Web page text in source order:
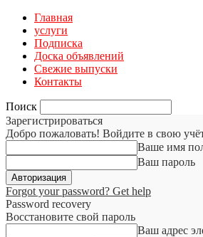
Главная
услуги
Подписка
Доска объявлений
Свежие выпуски
Контакты
Поиск
Зарегистрироваться
Добро пожаловать! Войдите в свою
Ваше имя
Ваш пароль
Forgot your password? Get help
Password recovery
Восстановите свой пароль
Ваш адрес